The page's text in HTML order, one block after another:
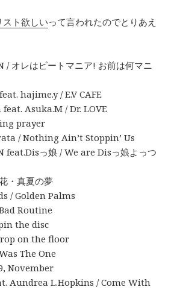
ト欲しいって言われたのでとりあえ
/ オレはビートマニア! お前は何マニ
hajime.y / E.V CAFE
Asuka.M / Dr. LOVE
prayer
/ Nothing Ain’t Stoppin’ Us
feat.Disっ娘 / We are Disっ娘よっつ
・真夏の夢
/ Golden Palms
Routine
the disc
on the floor
The One
November
Aundrea L.Hopkins / Come With